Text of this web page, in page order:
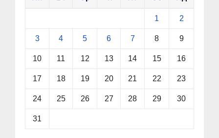
1 2
3 4 5 6 7 8 9
10 11 12 13 14 15 16
17 18 19 20 21 22 23
24 25 26 27 28 29 30
31